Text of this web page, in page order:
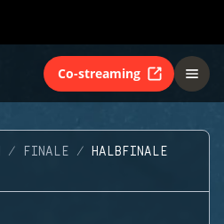
Co-streaming
FINALE HALBFINALE